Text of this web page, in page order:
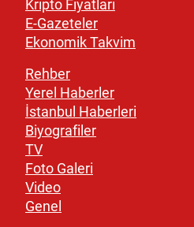
Kripto Fiyatları
E-Gazeteler
Ekonomik Takvim
Rehber
Yerel Haberler
İstanbul Haberleri
Biyografiler
TV
Foto Galeri
Video
Genel